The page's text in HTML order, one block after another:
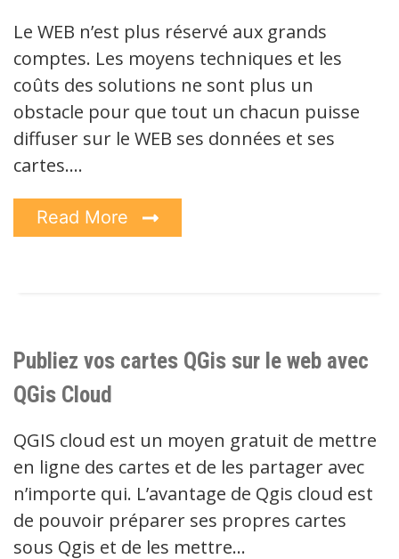
Le WEB n’est plus réservé aux grands
comptes. Les moyens techniques et les
coûts des solutions ne sont plus un
obstacle pour que tout un chacun puisse
diffuser sur le WEB ses données et ses
cartes.…
Read More
Publiez vos cartes QGis sur le web avec
QGis Cloud
QGIS cloud est un moyen gratuit de mettre
en ligne des cartes et de les partager avec
n’importe qui. L’avantage de Qgis cloud est
de pouvoir préparer ses propres cartes
sous Qgis et de les mettre…